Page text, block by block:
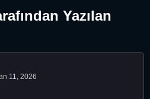
Yazılan
11, 2026